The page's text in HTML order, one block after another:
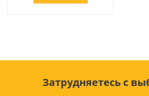
Затрудняетесь с